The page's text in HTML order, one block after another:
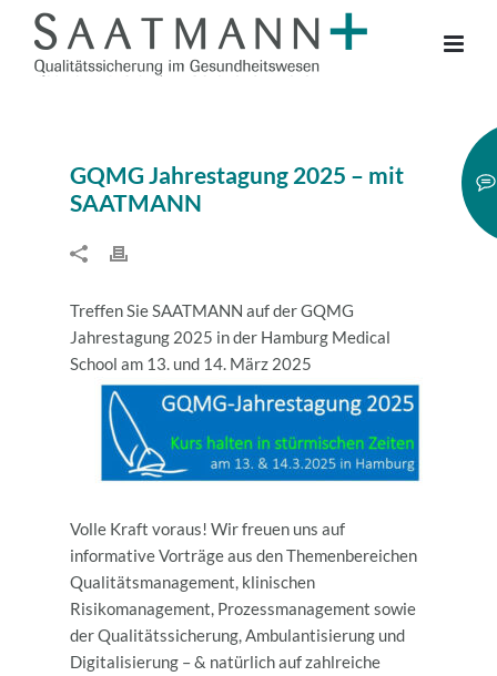
GQMG Jahrestagung 2025 – mit
SAATMANN
Treffen Sie SAATMANN auf der GQMG
Jahrestagung 2025 in der Hamburg Medical
School am 13. und 14. März 2025
Volle Kraft voraus! Wir freuen uns auf
informative Vorträge aus den Themenbereichen
Qualitätsmanagement, klinischen
Risikomanagement, Prozessmanagement sowie
der Qualitätssicherung, Ambulantisierung und
Digitalisierung – & natürlich auf zahlreiche